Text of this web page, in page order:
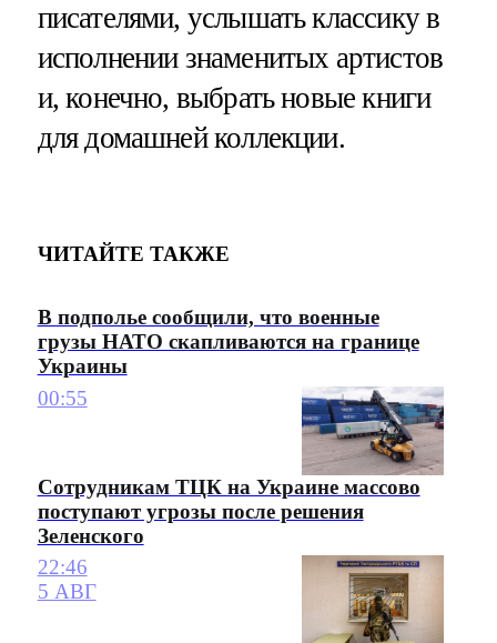
писателями, услышать классику в
исполнении знаменитых артистов
и, конечно, выбрать новые книги
для домашней коллекции.
ЧИТАЙТЕ ТАКЖЕ
В подполье сообщили, что военные
грузы НАТО скапливаются на границе
Украины
00:55
Сотрудникам ТЦК на Украине массово
поступают угрозы после решения
Зеленского
22:46
5 АВГ